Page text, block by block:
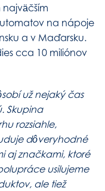
na nápoje
a v Maďarsku.
cca 10 miliónov
už nejaký čas
Skupina
rozsiahle,
dôveryhodné
aj značkami, ktoré
usilujeme
ale tiež